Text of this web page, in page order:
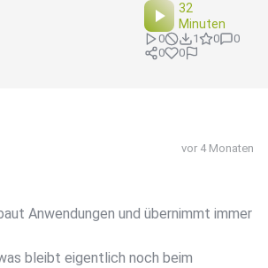
32
Minuten
0 1 0
0
0
0
vor 4 Monaten
Anwendungen und übernimmt immer
bleibt eigentlich noch beim